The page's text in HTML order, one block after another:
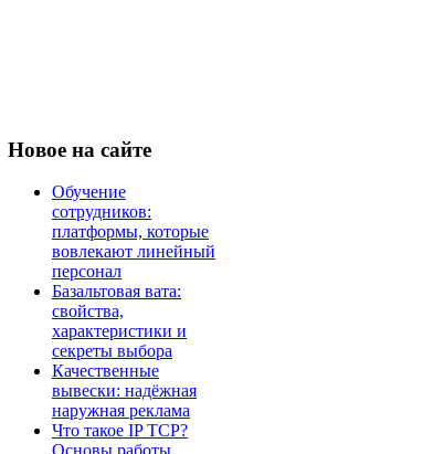
Новое на сайте
Обучение
сотрудников:
платформы, которые
вовлекают линейный
персонал
Базальтовая вата:
свойства,
характеристики и
секреты выбора
Качественные
вывески: надёжная
наружная реклама
Что такое IP TCP?